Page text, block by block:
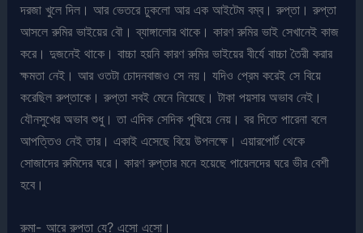
দরজা খুলে দিল। আর ভেতরে ঢুকলো আর এক আইটেম বম্ব। রুপ্তা। রুপ্তা
আসলে রুমির ভাইয়ের বৌ। ব্যাঙ্গালোর থাকে। কারণ রুমির ভাই সেখানেই কাজ
করে। দুজনেই থাকে। বাচ্চা হয়নি কারণ রুমির ভাইয়ের বীর্যে বাচ্চা তৈরী করার
ক্ষমতা নেই। আর ওতটা চোদনবাজও সে নয়। যদিও প্রেম করেই সে বিয়ে
করেছিল রুপ্তাকে। রুপ্তা সবই মেনে নিয়েছে। টাকা পয়সার অভাব নেই।
যৌনসুখের অভাব শুধু। তা এদিক সেদিক পুষিয়ে নেয়। বর দিতে পারেনা বলে
আপত্তিও নেই তার। একাই এসেছে বিয়ে উপলক্ষে। এয়ারপোর্ট থেকে
সোজাদের রুমিদের ঘরে। কারণ রুপ্তার মনে হয়েছে পায়েলদের ঘরে ভীর বেশী
হবে।
রুমা- আরে রুপ্তা যে? এসো এসো।